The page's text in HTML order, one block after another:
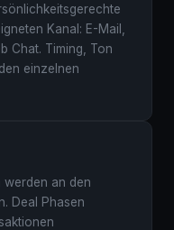
Kanal: E-Mail,
Chat. Timing, Ton
einzelnen
werden an den
Deal Phasen